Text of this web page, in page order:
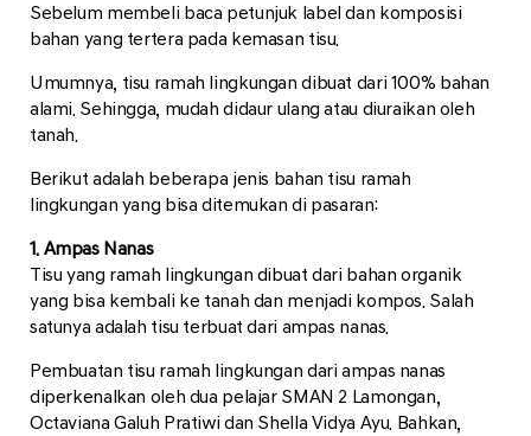
Sebelum membeli baca petunjuk label dan komposisi
bahan yang tertera pada kemasan tisu.
Umumnya, tisu ramah lingkungan dibuat dari 100% bahan
alami. Sehingga, mudah didaur ulang atau diuraikan oleh
tanah.
Berikut adalah beberapa jenis bahan tisu ramah
lingkungan yang bisa ditemukan di pasaran:
1. Ampas Nanas
Tisu yang ramah lingkungan dibuat dari bahan organik
yang bisa kembali ke tanah dan menjadi kompos. Salah
satunya adalah tisu terbuat dari ampas nanas.
Pembuatan tisu ramah lingkungan dari ampas nanas
diperkenalkan oleh dua pelajar SMAN 2 Lamongan,
Octaviana Galuh Pratiwi dan Shella Vidya Ayu. Bahkan,